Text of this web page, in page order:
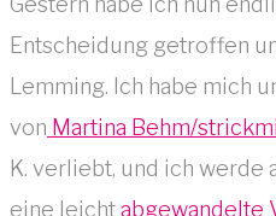
Entscheidung getroffen
Lemming. Ich habe mich
von Martina Behm/
K. verliebt, und ich werde
eine leichtabgewandelte